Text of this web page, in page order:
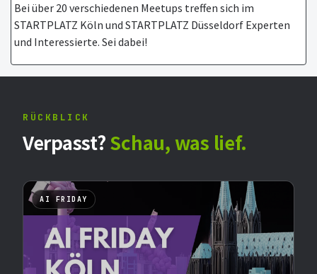
Bei über 20 verschiedenen Meetups treffen sich im
STARTPLATZ Köln und STARTPLATZ Düsseldorf Experten
und Interessierte. Sei dabei!
RÜCKBLICK
Verpasst?Schau, was lief.
AI FRIDAY